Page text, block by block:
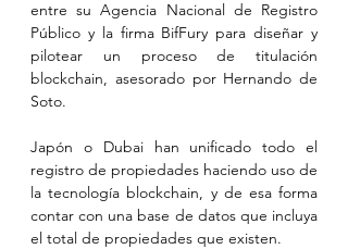
entre su Agencia Nacional de Registro
Público y la firma BifFury para diseñar y
pilotear un proceso de titulación
blockchain, asesorado por Hernando de
Soto.
Japón o Dubai han unificado todo el
registro de propiedades haciendo uso de
la tecnología blockchain, y de esa forma
contar con una base de datos que incluya
el total de propiedades que existen.